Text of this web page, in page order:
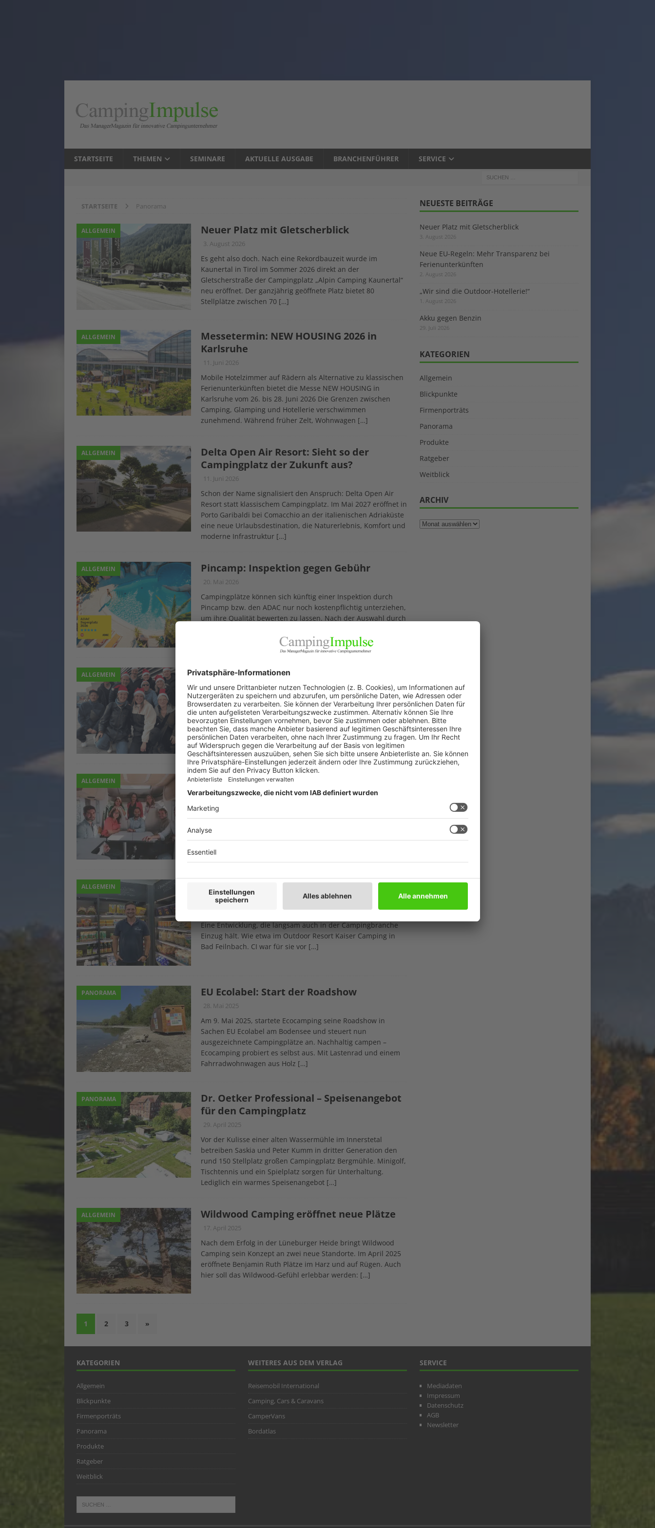
STARTSEITE THEMEN SEMINARE AKTUELLE AUSGABE BRANCHENFÜHRER SERVICE
STARTSEITE Panorama
ALLGEMEIN Neuer Platz mit Gletscherblick
3. August 2026
Es geht also doch. Nach eine Rekordbauzeit wurde im
Kaunertal in Tirol im Sommer 2026 direkt an der
Gletscherstraße der Campingplatz „Alpin Camping Kaunertal“
neu eröffnet. Der ganzjährig geöffnete Platz bietet 80
Stellplätze zwischen 70 […]
ALLGEMEIN
Messetermin: NEW HOUSING 2026 in
Karlsruhe
11. Juni 2026
Mobile Hotelzimmer auf Rädern als Alternative zu klassischen
Ferienunterkünften bietet die Messe NEW HOUSING in
Karlsruhe vom 26. bis 28. Juni 2026 Die Grenzen zwischen
Camping, Glamping und Hotellerie verschwimmen
zunehmend. Während früher Zelt, Wohnwagen […]
ALLGEMEIN
Delta Open Air Resort: Sieht so der
Campingplatz der Zukunft aus?
11. Juni 2026
Schon der Name signalisiert den Anspruch: Delta Open Air
Resort statt klassischem Campingplatz. Im Mai 2027 eröffnet in
Porto Garibaldi bei Comacchio an der italienischen Adriaküste
eine neue Urlaubsdestination, die Naturerlebnis, Komfort und
moderne Infrastruktur […]
ALLGEMEIN Pincamp: Inspektion gegen Gebühr
20. Mai 2026
Campingplätze können sich künftig einer Inspektion durch
Pincamp bzw. den ADAC nur noch kostenpflichtig unterziehen,
um ihre Qualität bewerten zu lassen. Nach der Auswahl durch
ALLGEMEIN 20 Jahre camping.info
20. April 2026
Vor rund 20 Jahren war Erwin Oberascher in den Alpen
campen – mit einer klassischen Campingbroschüre im Gepäck.
Schnell wurde ihm klar: Die besten Plätze findet man nicht
durch Zahlen und Symbolen, sondern durch Bewertungen.[…]
ALLGEMEIN Camping-Car Park wächst weiter
20. Oktober 2025
Das Interview führte Susanne Nitsch CI: In Deutschland bietet
Camping-Car Park acht Etappenstellplätze an. Wie werden
diese angenommen und werden weitere folgen? Maxime
Lauden: Alle Standorte starten mit starker Auslastung und
positivem Feedback. Bühl, bereits
ALLGEMEIN 1. Campingplatz mit 24/7 Shop von Wanzl
3. August 2025
Eine Entwicklung, die langsam auch in der Campingbranche
Einzug hält. Wie etwa im Outdoor Resort Kaiser Camping in
Bad Feilnbach. CI war für sie vor […]
PANORAMA EU Ecolabel: Start der Roadshow
28. Mai 2025
Am 9. Mai 2025, startete Ecocamping seine Roadshow in
Sachen EU Ecolabel am Bodensee und steuert nun
ausgezeichnete Campingplätze an. Nachhaltig campen –
Ecocamping probiert es selbst aus. Mit Lastenrad und einem
Fahrradwohnwagen aus Holz […]
PANORAMA
Dr. Oetker Professional – Speisenangebot
für den Campingplatz
29. April 2025
Vor der Kulisse einer alten Wassermühle im Innerstetal
betreiben Saskia und Peter Kumm in dritter Generation den
rund 150 Stellplatz großen Campingplatz Bergmühle. Minigolf,
Tischtennis und ein Spielplatz sorgen für Unterhaltung.
Lediglich ein warmes Speisenangebot […]
ALLGEMEIN Wildwood Camping eröffnet neue Plätze
17. April 2025
Nach dem Erfolg in der Lüneburger Heide bringt Wildwood
Camping sein Konzept an zwei neue Standorte. Im April 2025
eröffnete Benjamin Ruth Plätze im Harz und auf Rügen. Auch
hier soll das Wildwood-Gefühl erlebbar werden: […]
1 2 3 »
NEUESTE BEITRÄGE
Neuer Platz mit Gletscherblick
3. August 2026
Neue EU-Regeln: Mehr Transparenz bei
Ferienunterkünften
2. August 2026
„Wir sind die Outdoor-Hotellerie!“
1. August 2026
Akku gegen Benzin
29. Juli 2026
KATEGORIEN
Allgemein
Blickpunkte
Firmenporträts
Panorama
Produkte
Ratgeber
Weitblick
ARCHIV
KATEGORIEN
Allgemein
Blickpunkte
Firmenporträts
Panorama
Produkte
Ratgeber
Weitblick
WEITERES AUS DEM VERLAG
Reisemobil International
Camping, Cars & Caravans
CamperVans
Bordatlas
SERVICE
Mediadaten
Impressum
Datenschutz
AGB
Newsletter